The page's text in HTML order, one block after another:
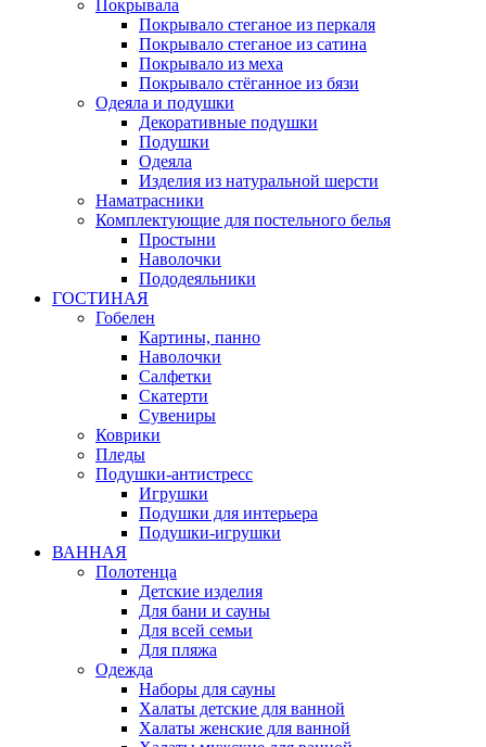
Покрывала
Покрывало стеганое из перкаля
Покрывало стеганое из сатина
Покрывало из меха
Покрывало стёганное из бязи
Одеяла и подушки
Декоративные подушки
Подушки
Одеяла
Изделия из натуральной шерсти
Наматраcники
Комплектующие для постельного белья
Простыни
Наволочки
Пододеяльники
ГОСТИНАЯ
Гобелен
Картины, панно
Наволочки
Салфетки
Скатерти
Сувениры
Коврики
Пледы
Подушки-антистресс
Игрушки
Подушки для интерьера
Подушки-игрушки
ВАННАЯ
Полотенца
Детские изделия
Для бани и сауны
Для всей семьи
Для пляжа
Одежда
Наборы для сауны
Халаты детские для ванной
Халаты женские для ванной